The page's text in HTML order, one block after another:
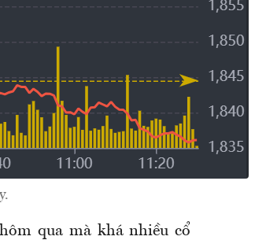
qua mà khá nhiều cổ